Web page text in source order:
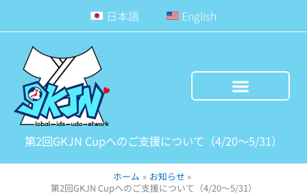
日本語 English
第2回GKJN Cupへのご支援について（4/20～5/31）
ホーム
お知らせ
第2回GKJN Cupへのご支援について（4/20～5/31）